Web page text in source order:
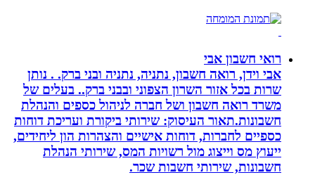
רואי חשבון אבי
אבי וידן, רואה חשבון, נתניה, נתניה ובני ברק. . נותן
שרות בכל אזור השרון הצפוני ובבני ברק.. בעלים של
משרד רואה חשבון ושל חברה לניהול כספים והנהלת
חשבונות.תאור העיסוק: שירותי ביקורת ועריכת דוחות
כספיים לחברות, דוחות אישיים והצהרות הון ליחידים,
ייעוץ מס וייצוג מול רשויות המס, שירותי הנהלת
חשבונות, שירותי חשבות שכר.